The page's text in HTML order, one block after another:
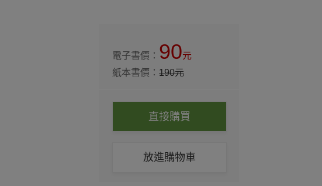
電子書價： 90元
紙本書價：190元
直接購買
放進購物車